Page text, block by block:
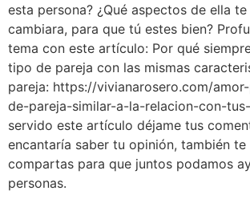
esta persona? ¿Qué aspectos de ella
cambiara, para que tú estes bien?
tema con este artículo: Por qué
tipo de pareja con las mismas
pareja: https://vivianarosero.com/
de-pareja-similar-a-la-relacion-con-
servido este artículo déjame tus
encantaría saber tu opinión, también
compartas para que juntos podamos
personas.